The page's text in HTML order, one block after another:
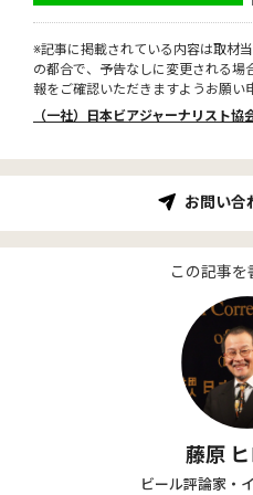
※記事に掲載されている内容は取材
の都合で、予告なしに変更される
報をご確認いただきますようお願い
（一社）日本ビアジャーナリスト協
お問い合
この記事を
藤原
ビール評論家・